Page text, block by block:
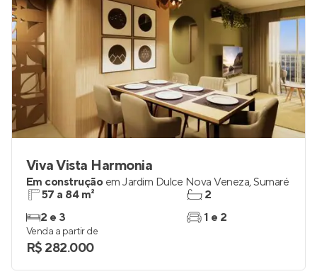
Viva Vista Harmonia
Em construção em Jardim Dulce Nova Veneza,Sumaré
57 a 84 m²
2 e 3
2
1 e 2
Venda a partir de
R$ 282.000